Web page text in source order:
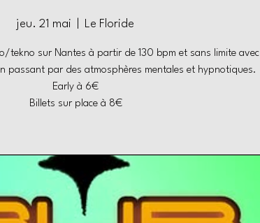
jeu. 21 mai Le Floride
tekno sur Nantes à partir de 130 bpm et sans limite avec
passant par des atmosphères mentales et hypnotiques.
Early à 6€
Billets sur place à 8€